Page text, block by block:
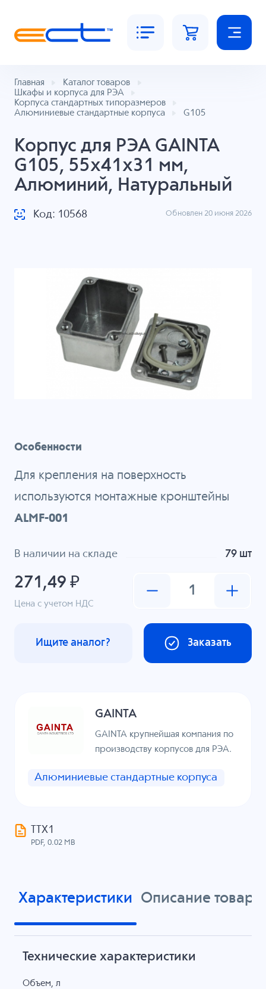
Главная
Каталог товаров
Шкафы и корпуса для РЭА
Корпуса стандартных типоразмеров
Алюминиевые стандартные корпуса
G105
Корпус для РЭА GAINTA
G105, 55x41x31 мм,
Алюминий, Натуральный
Код: 10568 Обновлен 20 июня 2026
Особенности
Для крепления на поверхность
используются монтажные кронштейны
ALMF-001
В наличии на складе 79 шт
271,49 ₽
Цена с учетом НДС
Заказать
Ищите аналог?
GAINTA
GAINTA крупнейшая компания по
производству корпусов для РЭА.
Алюминиевые стандартные корпуса
ТТХ1
PDF, 0.02 MB
Характеристики Описание товара
Технические характеристики
Объем, л